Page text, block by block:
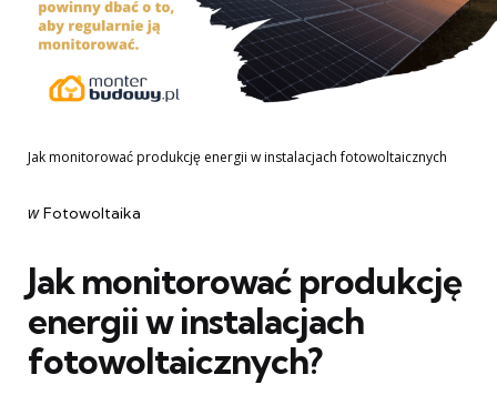
Jak monitorować produkcję energii w instalacjach fotowoltaicznych
Categories
post
w Fotowoltaika
Jak monitorować produkcję
energii w instalacjach
fotowoltaicznych?